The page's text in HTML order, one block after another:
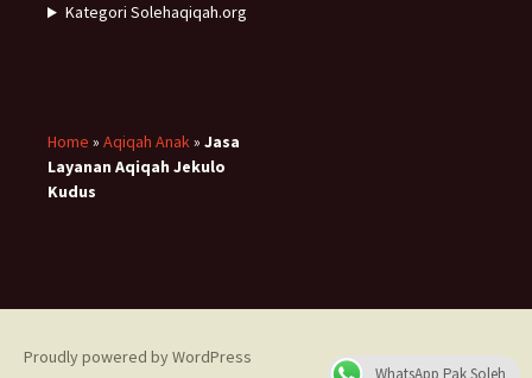
Kategori Solehaqiqah.org
Home » Aqiqah Anak» Jasa
Layanan Aqiqah Jekulo
Kudus
Proudly powered by WordPress
WhatsApp Pak Soleh